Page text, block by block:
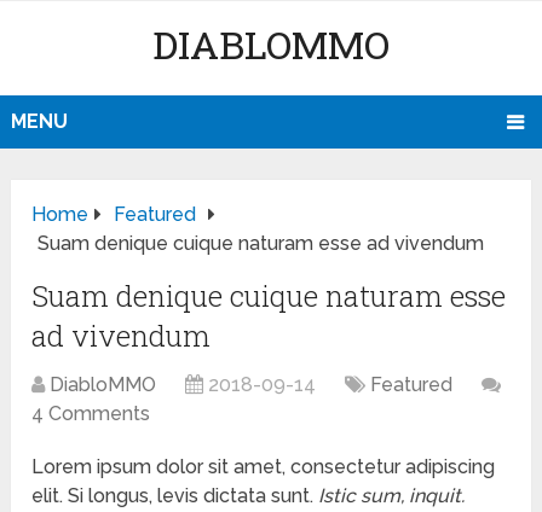
DIABLOMMO
MENU
Home
Featured
Suam denique cuique naturam esse ad vivendum
Suam denique cuique naturam esse
ad vivendum
DiabloMMO 2018-09-14
Featured
4 Comments
Lorem ipsum dolor sit amet, consectetur adipiscing
elit. Si longus, levis dictata sunt. Istic sum, inquit.